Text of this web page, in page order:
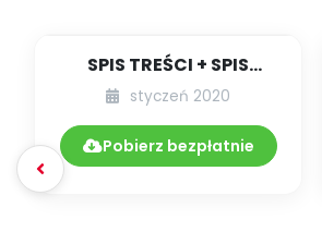
SPIS TREŚCI + SPIS
POMOCY
DYDAKTYCZNYCH
1.220/2020
styczeń 2020
Pobierz bezpłatnie